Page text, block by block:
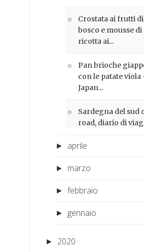
Crostata ai frutti di
bosco e mousse di
ricotta ai...
Pan brioche
con le patate viola
Japan...
Sardegna del sud
road, diario di
► aprile
► marzo
►febbraio
► gennaio
► 2020